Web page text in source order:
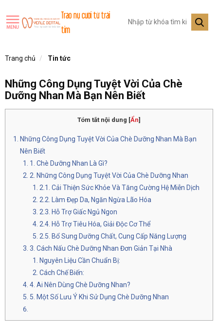
Trao nụ cười từ trái
tim
Trang chủ Tin tức
Những Công Dụng Tuyệt Vời Của Chè
Dưỡng Nhan Mà Bạn Nên Biết
Tóm tắt nội dung [Ẩn]
Những Công Dụng Tuyệt Vời Của Chè Dưỡng Nhan Mà Bạn
Nên Biết
1. Chè Dưỡng Nhan Là Gì?
2. Những Công Dụng Tuyệt Vời Của Chè Dưỡng Nhan
2.1. Cải Thiện Sức Khỏe Và Tăng Cường Hệ Miễn Dịch
2.2. Làm Đẹp Da, Ngăn Ngừa Lão Hóa
2.3. Hỗ Trợ Giấc Ngủ Ngon
2.4. Hỗ Trợ Tiêu Hóa, Giải Độc Cơ Thể
2.5. Bổ Sung Dưỡng Chất, Cung Cấp Năng Lượng
3. Cách Nấu Chè Dưỡng Nhan Đơn Giản Tại Nhà
Nguyên Liệu Cần Chuẩn Bị:
Cách Chế Biến:
4. Ai Nên Dùng Chè Dưỡng Nhan?
5. Một Số Lưu Ý Khi Sử Dụng Chè Dưỡng Nhan